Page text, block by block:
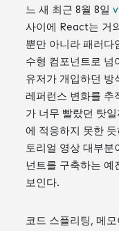
느 새 최근 8월 8일
사이에 React는 거
뿐만 아니라 패러다
수형 컴포넌트로 넘
유저가 개입하던 방
레퍼런스 변화를 추
가 너무 빨랐던 탓
에 적응하지 못한
토리얼 영상 대부분
넌트를 구축하는 예
보인다.
코드 스플리팅, 메